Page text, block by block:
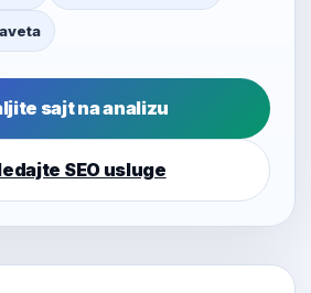
sajt na analizu
SEO usluge